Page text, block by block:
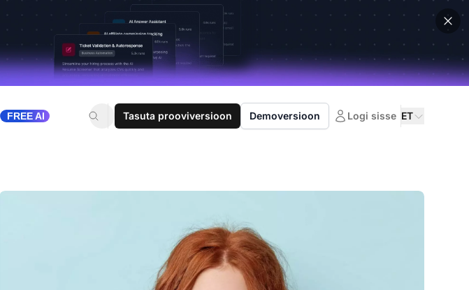
FREE AI Tasuta prooviversioon Demoversioon Logi sisse ET